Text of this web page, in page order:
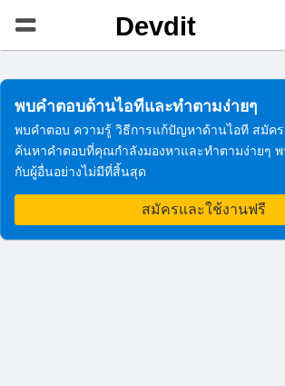
Devdit
พบคำตอบด้านไอทีและทำตามง่ายๆ
พบคำตอบ ความรู้ วิธีการแก้ปัญหาด้านไอที สมัค
ค้นหาคำตอบที่คุณกำลังมองหาและทำตามง่ายๆ
กับผู้อื่นอย่างไม่มีที่สิ้นสุด
สมัครและใช้งานฟรี